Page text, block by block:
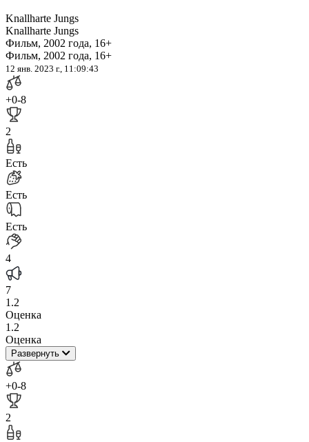
Knallharte Jungs
Knallharte Jungs
Фильм, 2002 года, 16+
Фильм, 2002 года, 16+
12 янв. 2023 г., 11:09:43
+0-8
2
Есть
Есть
Есть
4
7
1.2
Оценка
1.2
Оценка
Развернуть
+0-8
2